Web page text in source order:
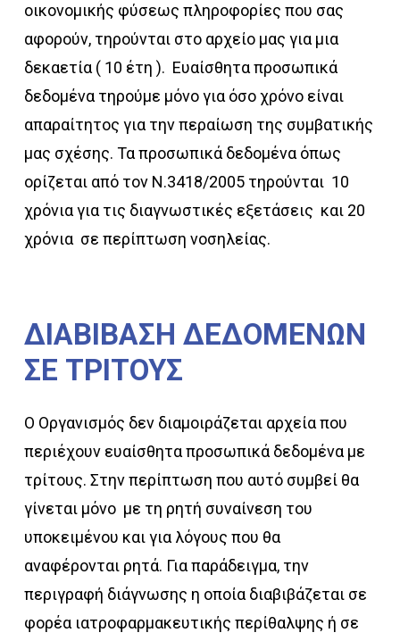
οικονομικής φύσεως πληροφορίες που σας
αφορούν, τηρούνται στο αρχείο μας για μια
δεκαετία ( 10 έτη ). Ευαίσθητα προσωπικά
δεδομένα τηρούμε μόνο για όσο χρόνο είναι
απαραίτητος για την περαίωση της συμβατικής
μας σχέσης. Τα προσωπικά δεδομένα όπως
ορίζεται από τον Ν.3418/2005 τηρούνται 10
χρόνια για τις διαγνωστικές εξετάσεις και 20
χρόνια σε περίπτωση νοσηλείας.
ΔΙΑΒΙΒΑΣΗ ΔΕΔΟΜΕΝΩΝ
ΣΕ ΤΡΙΤΟΥΣ
Ο Οργανισμός δεν διαμοιράζεται αρχεία που
περιέχουν ευαίσθητα προσωπικά δεδομένα με
τρίτους. Στην περίπτωση που αυτό συμβεί θα
γίνεται μόνο με τη ρητή συναίνεση του
υποκειμένου και για λόγους που θα
αναφέρονται ρητά. Για παράδειγμα, την
περιγραφή διάγνωσης η οποία διαβιβάζεται σε
φορέα ιατροφαρμακευτικής περίθαλψης ή σε